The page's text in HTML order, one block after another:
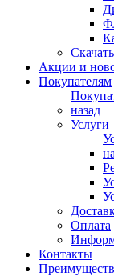
Акции и
Покупателям
назад
Услуги
Оплата
Контакты